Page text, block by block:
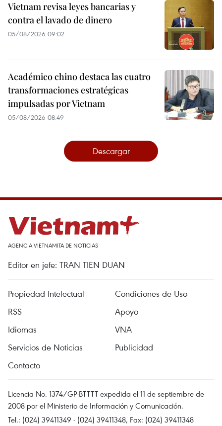
Vietnam revisa leyes bancarias y
contra el lavado de dinero
05/08/2026 09:02
Académico chino destaca las cuatro
transformaciones estratégicas
impulsadas por Vietnam
05/08/2026 08:49
Descargar
AGENCIA VIETNAMITA DE NOTICIAS
Editor en jefe: TRAN TIEN DUAN
Propiedad Intelectual
Condiciones de Uso
RSS
Apoyo
Idiomas
VNA
Servicios de Noticias
Publicidad
Contacto
Licencia No. 1374/GP-BTTTT expedida el 11 de septiembre de
2008 por el Ministerio de Información y Comunicación.
Tel.: (024) 39411349 - (024) 39411348, Fax: (024) 39411348